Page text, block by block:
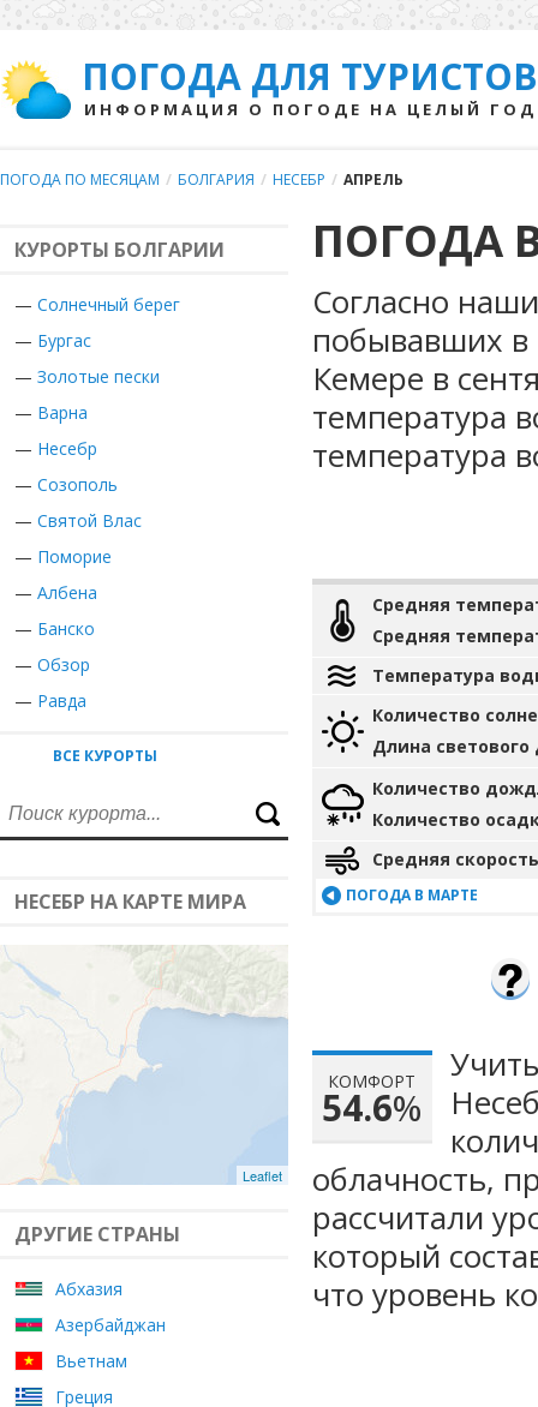
ПОГОДА ДЛЯ ТУРИСТОВ
ИНФОРМАЦИЯ О ПОГОДЕ НА ЦЕЛЫЙ ГОД
ПОГОДА ПО МЕСЯЦАМ / БОЛГАРИЯ / НЕСЕБР / АПРЕЛЬ
КУРОРТЫ БОЛГАРИИ
— Солнечный берег
— Бургас
— Золотые пески
— Варна
— Несебр
— Созополь
— Святой Влас
— Поморие
— Албена
— Банско
— Обзор
— Равда
ВСЕ КУРОРТЫ
НЕСЕБР НА КАРТЕ МИРА
Leaflet
ДРУГИЕ СТРАНЫ
Абхазия
Азербайджан
Вьетнам
Греция
ПОГОДА
Согласно
побывавших в
Кемере в
температура
температура
Средняя
Средняя
Температура
Количество
Длина светового
Количество
Количество
Средняя
ПОГОДА В МАРТЕ
КОМФОРТ
54.6%
облачность,
рассчитали
который
что уровень